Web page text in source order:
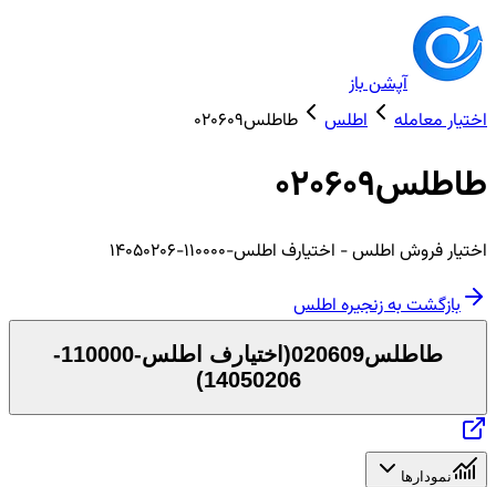
آپشن باز
اختیار معامله
اطلس طاطلس020609
طاطلس020609
اختیارفروش اطلس- اختیارف اطلس-110000-14050206
بازگشت به زنجیرهاطلس
طاطلس020609 (
اختیارف اطلس-110000-
14050206
)
نمودارها